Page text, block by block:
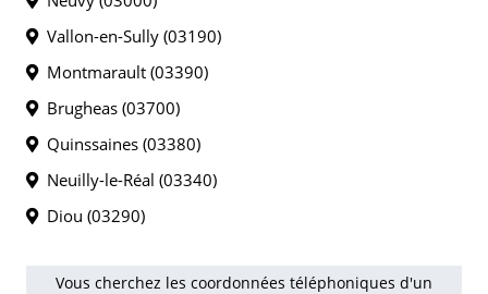
Vallon-en-Sully (03190)
Montmarault (03390)
Brugheas (03700)
Quinssaines (03380)
Neuilly-le-Réal (03340)
Diou (03290)
Vous cherchez les coordonnées téléphoniques d'un